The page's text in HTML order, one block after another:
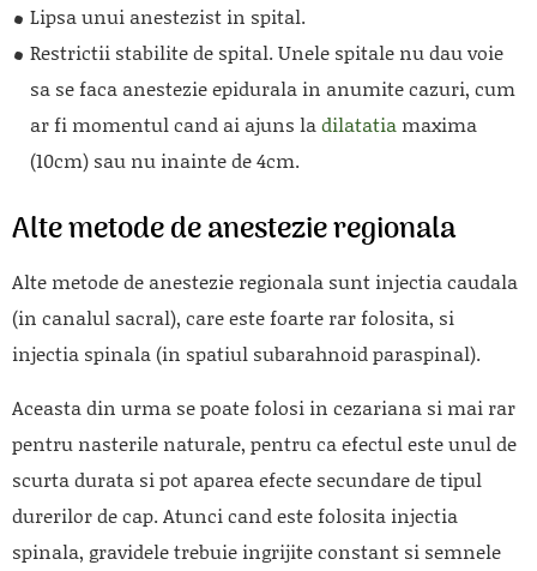
Lipsa unui anestezist in spital.
Restrictii stabilite de spital. Unele spitale nu dau voie
sa se faca anestezie epidurala in anumite cazuri, cum
ar fi momentul cand ai ajuns ladilatatia maxima
(10cm) sau nu inainte de 4cm.
Alte metode de anestezie regionala
Alte metode de anestezie regionala sunt injectia caudala
(in canalul sacral), care este foarte rar folosita, si
injectia spinala (in spatiul subarahnoid paraspinal).
Aceasta din urma se poate folosi in cezariana si mai rar
pentru nasterile naturale, pentru ca efectul este unul de
scurta durata si pot aparea efecte secundare de tipul
durerilor de cap. Atunci cand este folosita injectia
spinala, gravidele trebuie ingrijite constant si semnele